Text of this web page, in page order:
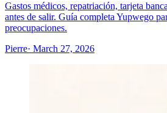
Gastos médicos, repatriación, tarjeta
antes de salir. Guía completa Yupwego
preocupaciones.
Pierre· March 27, 2026